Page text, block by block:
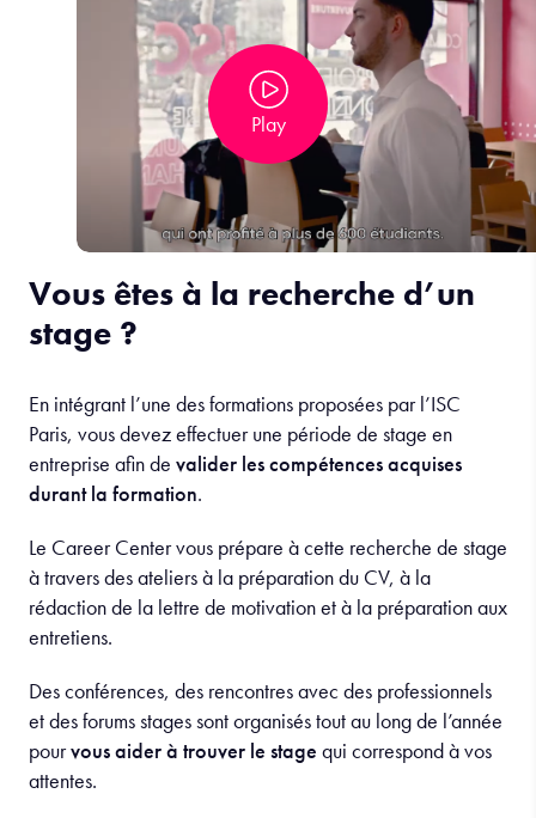
Play
Vous êtes à la recherche d’un
stage ?
En intégrant l’une des formations proposées par l’ISC
Paris, vous devez effectuer une période de stage en
entreprise afin de valider les compétences acquises
durant la formation.
Le Career Center vous prépare à cette recherche de stage
à travers des ateliers à la préparation du CV, à la
rédaction de la lettre de motivation et à la préparationaux
entretiens.
Des conférences, des rencontres avec des professionnels
et des forums stages sont organisés tout au long de l’année
pourvous aider à trouver le stage qui correspond à vos
attentes.